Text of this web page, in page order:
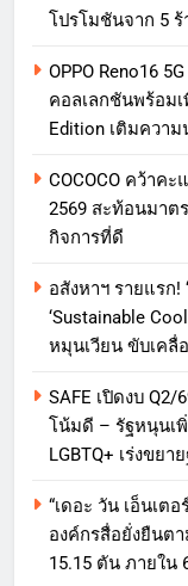
โปรโมชันจาก 5
OPPO Reno16
คอลเลกชันพร้อม
Edition เติมควา
COCOCO คว้าค
2569 สะท้อนมาต
กิจการที่ดี
อสังหาฯ รายแรก!
‘Sustainable
หมุนเวียน ขับเคลื่
SAFE เปิดงบ
โน้มดี – รัฐหนุนเ
LGBTQ+ เร่งขย
“เดอะ วัน เอ็นเต
องค์กรสื่อยั่งยืนต
15.15 ตัน ภายใน